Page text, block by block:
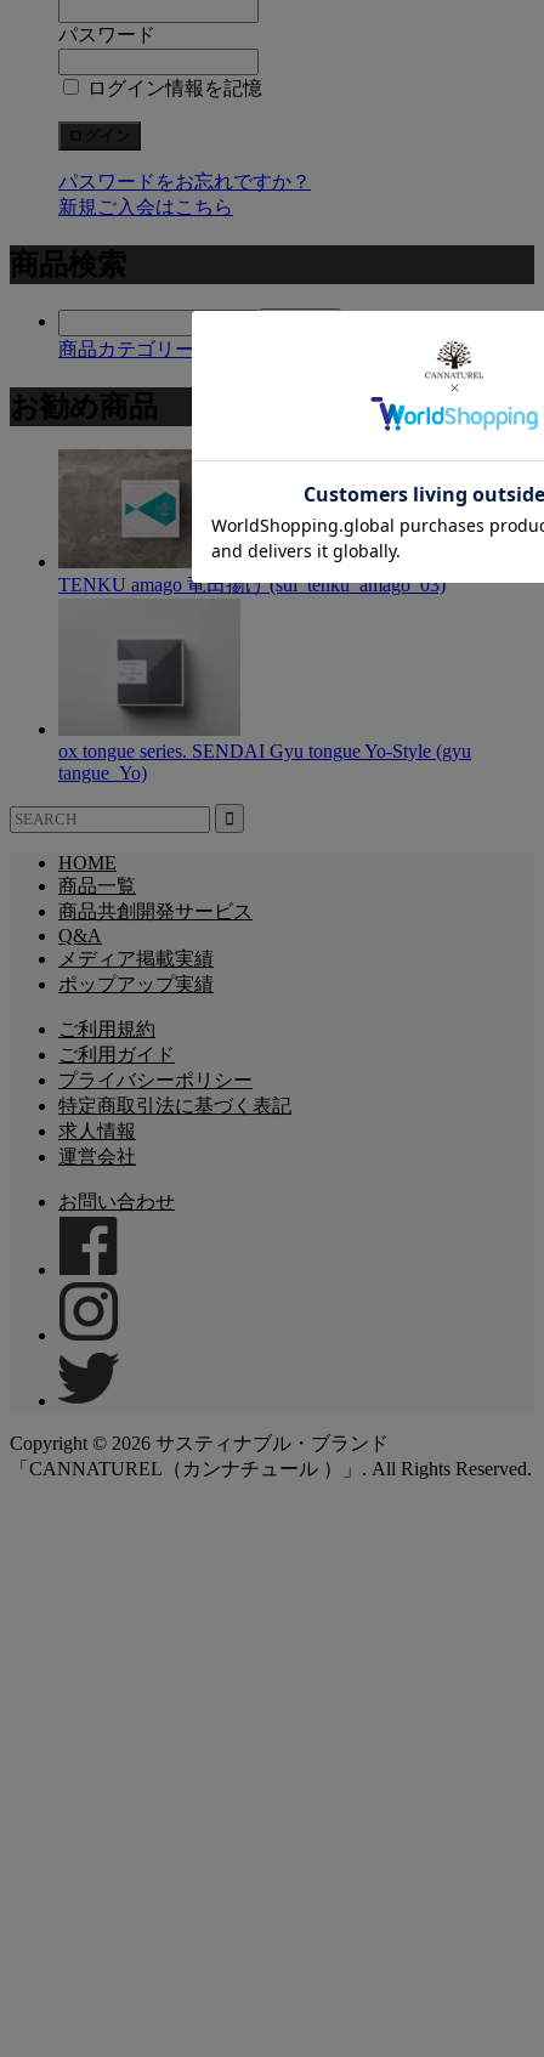
パスワード
ログイン情報を記憶
パスワードをお忘れですか？
新規ご入会はこちら
商品検索
商品カテゴリー複合検索>
お勧め商品
TENKU amago 竜田揚げ (sui_tenku_amago_03)
ox tongue series. SENDAI Gyu tongue Yo-Style (gyu
tangue_Yo)
HOME
商品一覧
商品共創開発サービス
Q&A
メディア掲載実績
ポップアップ実績
ご利用規約
ご利用ガイド
プライバシーポリシー
特定商取引法に基づく表記
求人情報
運営会社
お問い合わせ
Copyright © 2026 サスティナブル・ブランド
「CANNATUREL（カンナチュール ）」. All Rights Reserved.